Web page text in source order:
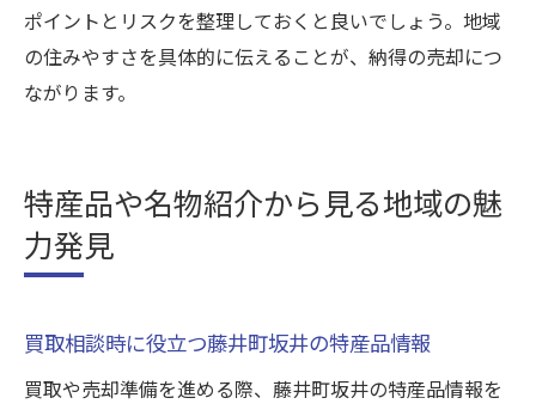
ポイントとリスクを整理しておくと良いでしょう。地域
の住みやすさを具体的に伝えることが、納得の売却につ
ながります。
特産品や名物紹介から見る地域の魅
力発見
買取相談時に役立つ藤井町坂井の特産品情報
買取や売却準備を進める際、藤井町坂井の特産品情報を